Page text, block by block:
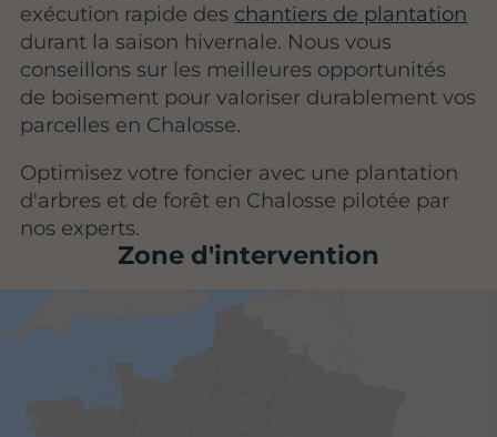
exécution rapide des chantiers de plantation
durant la saison hivernale. Nous vous
conseillons sur les meilleures opportunités
de boisement pour valoriser durablement vos
parcelles en Chalosse.
Optimisez votre foncier avec une plantation
d'arbres et de forêt en Chalosse pilotée par
nos experts.
Zone d'intervention